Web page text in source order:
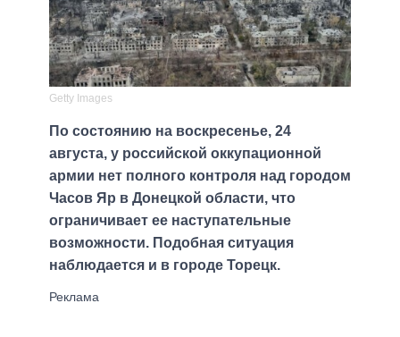
Getty Images
По состоянию на воскресенье, 24
августа, у российской оккупационной
армии нет полного контроля над городом
Часов Яр в Донецкой области, что
ограничивает ее наступательные
возможности. Подобная ситуация
наблюдается и в городе Торецк.